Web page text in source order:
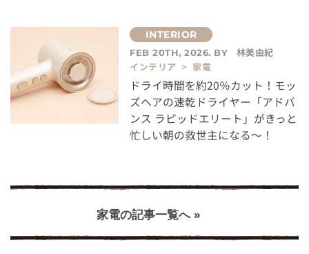
FEB 20TH, 2026. BY
林美由紀
インテリア > 家電
ドライ時間を約20％カット！モッ
ズヘアの速乾ドライヤー「アドバ
ンス ラピッドエリート」がきっと
忙しい朝の救世主になる～！
家電の記事一覧へ »